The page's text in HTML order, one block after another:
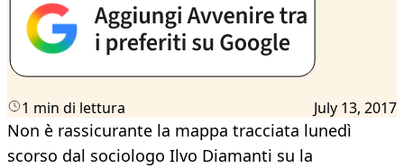
1 min di lettura July 13, 2017
Non è rassicurante la mappa tracciata lunedì
scorso dal sociologo Ilvo Diamanti su la